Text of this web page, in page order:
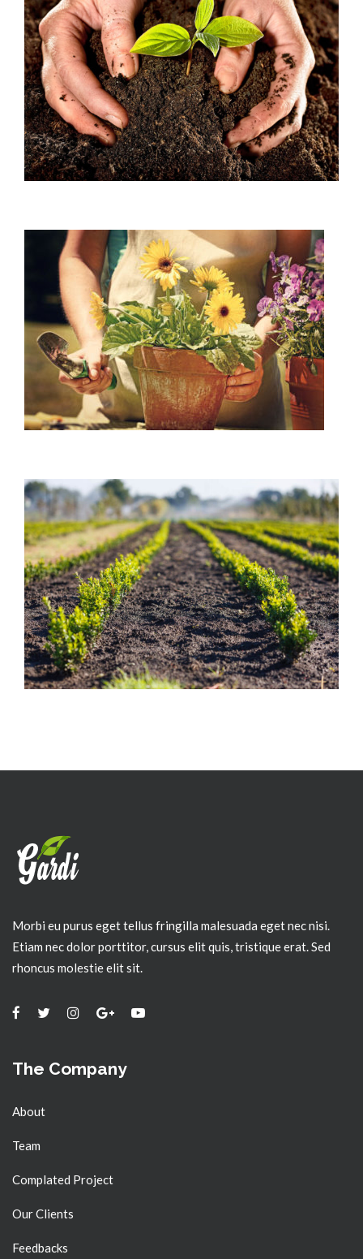
Morbi eu purus eget tellus fringilla malesuada eget nec nisi.
Etiam nec dolor porttitor, cursus elit quis, tristique erat. Sed
rhoncus molestie elit sit.
The Company
About
Team
Complated Project
Our Clients
Feedbacks